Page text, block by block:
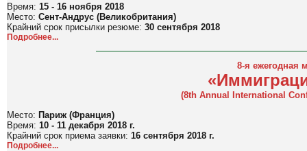
Время: 15 - 16 ноября 2018
Место: Сент-Андрус (Великобритания)
Крайний срок присылки резюме: 30 сентября 2018
Подробнее...
8-я ежегодная
(8th Annual International
Место: Париж (Франция)
Время: 10 - 11 декабря 2018 г.
Крайний срок приема заявки: 16 сентября 2018 г.
Подробнее...